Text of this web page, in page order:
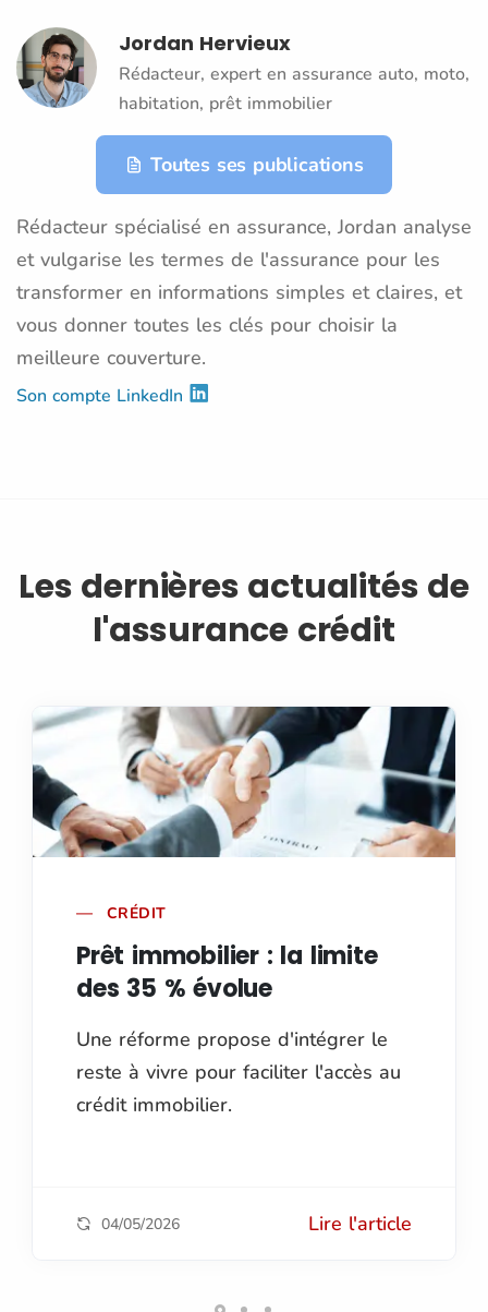
Jordan Hervieux
Rédacteur, expert en assurance auto, moto,
habitation, prêt immobilier
Toutes ses publications
Rédacteur spécialisé en assurance, Jordan analyse
et vulgarise les termes de l'assurance pour les
transformer en informations simples et claires, et
vous donner toutes les clés pour choisir la
meilleure couverture.
Son compte LinkedIn
Les dernières actualités de
l'assurance crédit
CRÉDIT
Prêt immobilier : la limite
des 35 % évolue
Une réforme propose d'intégrer le
reste à vivre pour faciliter l'accès au
crédit immobilier.
04/05/2026 Lire l'article